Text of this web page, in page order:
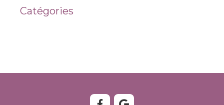
Catégories